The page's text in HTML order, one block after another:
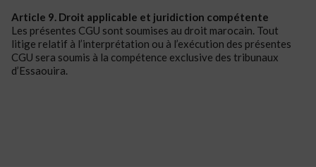
Article 9. Droit applicable et juridiction compétente
Les présentes CGU sont soumises au droit marocain. Tout
litige relatif à l’interprétation ou à l’exécution des présentes
CGU sera soumis à la compétence exclusive des tribunaux
d’Essaouira.